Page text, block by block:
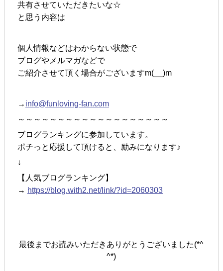
共有させていただきたいな☆
と思う内容は
個人情報などはわからない状態で
ブログやメルマガなどで
ご紹介させて頂く場合がございますm(__)m
→ info@funloving-fan.com
～～～～～～～～～～～～～～～～～～～
ブログランキングに参加しています。
ポチっと応援して頂けると、励みになります♪
↓
【人気ブログランキング】
→ https://blog.with2.net/link/?id=2060303
最後までお読みいただきありがとうございました(*^
^*)